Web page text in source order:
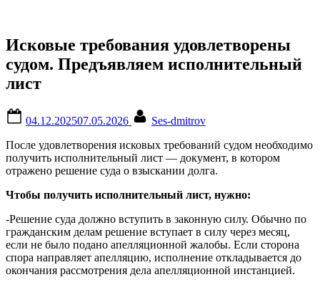
Исковые требования удовлетворены
судом. Предъявляем исполнительный
лист
on
04.12.202507.05.2026
Ses-dmitrov
После удовлетворения исковых требований судом необходимо
получить исполнительный лист — документ, в котором
отражено решение суда о взыскании долга.
Чтобы получить исполнительный лист, нужно:
-Решение суда должно вступить в законную силу. Обычно по
гражданским делам решение вступает в силу через месяц,
если не было подано апелляционной жалобы. Если сторона
спора направляет апелляцию, исполнение откладывается до
окончания рассмотрения дела апелляционной инстанцией.